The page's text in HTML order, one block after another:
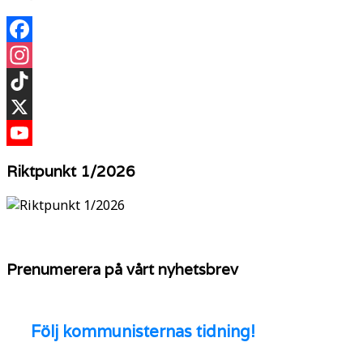
Facebook
Instagram
TikTok
X
Riktpunkt 1/2026
Prenumerera på vårt nyhetsbrev
Följ kommunisternas tidning!